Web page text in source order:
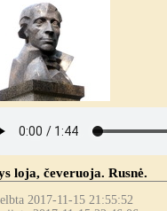
loja, čeveruoja. Rusnė.
2017-11-15 21:55:52